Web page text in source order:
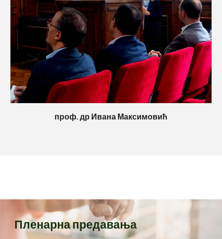
проф. др Ивана Максимовић
Пленарна предавања